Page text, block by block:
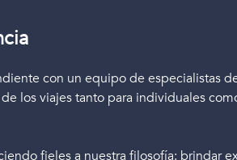
con un equipo de especialistas
los viajes tanto para individuales
fieles a nuestra filosofía: brindar